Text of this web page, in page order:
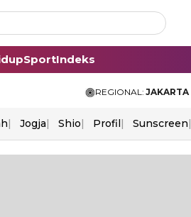
SportIndeks
REGIONAL: JAKARTA
Jogja Shio Profil Sunscreen